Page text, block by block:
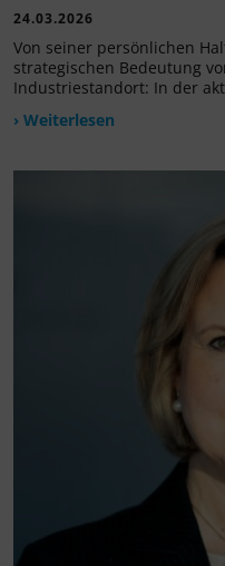
24.03.2026
Von seiner persönlichen
strategischen Bedeutung
Industriestandort: In der
› Weiterlesen